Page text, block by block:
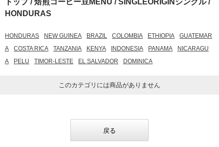
トップ/焙煎コーヒー豆MENU /SINGLEORIGINシングル/
HONDURAS
HONDURAS NEW GUINEA BRAZIL COLOMBIA ETHIOPIA
GUATEMAR
A
COSTA RICA TANZANIA KENYA INDONESIA PANAMA
NICARAGU
A
PELU TIMOR-LESTE EL SALVADOR DOMINICA
このカテゴリには商品がありません
戻る